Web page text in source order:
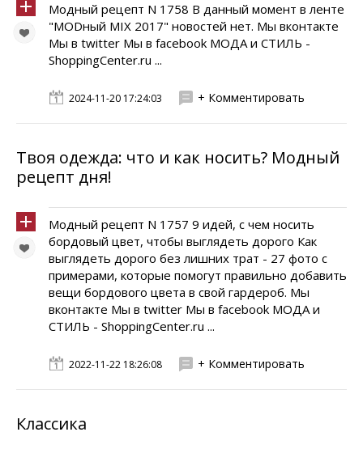
Модный рецепт N 1758 В данный момент в ленте
"MODный MIX 2017" новостей нет. Мы вконтакте
Мы в twitter Мы в facebook МОДА и СТИЛЬ -
ShoppingCenter.ru ...
2024-11-20 17:24:03 + Комментировать
Твоя одежда: что и как носить? Модный
рецепт дня!
Модный рецепт N 1757 9 идей, с чем носить
бордовый цвет, чтобы выглядеть дорого Как
выглядеть дорого без лишних трат - 27 фото с
примерами, которые помогут правильно добавить
вещи бордового цвета в свой гардероб. Мы
вконтакте Мы в twitter Мы в facebook МОДА и
СТИЛЬ - ShoppingCenter.ru ...
2022-11-22 18:26:08 + Комментировать
Классика